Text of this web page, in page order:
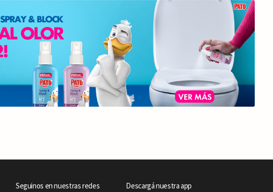
Seguinos en nuestras redes Descargá nuestra app